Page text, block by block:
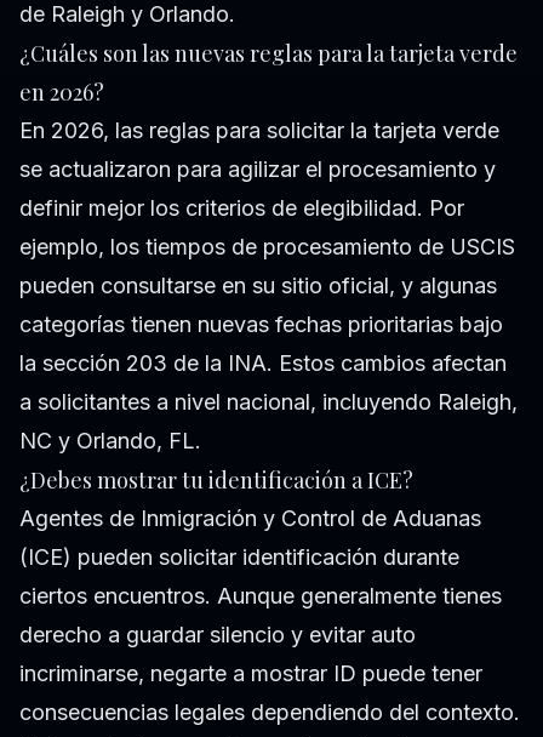
de Raleigh y Orlando.
¿Cuáles son las nuevas reglas para la tarjeta verde
en 2026?
En 2026, las reglas para solicitar la tarjeta verde
se actualizaron para agilizar el procesamiento y
definir mejor los criterios de elegibilidad. Por
ejemplo, los tiempos de procesamiento de USCIS
pueden consultarse en su sitio oficial, y algunas
categorías tienen nuevas fechas prioritarias bajo
la sección 203 de la INA. Estos cambios afectan
a solicitantes a nivel nacional, incluyendo Raleigh,
NC y Orlando, FL.
¿Debes mostrar tu identificación a ICE?
Agentes de Inmigración y Control de Aduanas
(ICE) pueden solicitar identificación durante
ciertos encuentros. Aunque generalmente tienes
derecho a guardar silencio y evitar auto
incriminarse, negarte a mostrar ID puede tener
consecuencias legales dependiendo del contexto.